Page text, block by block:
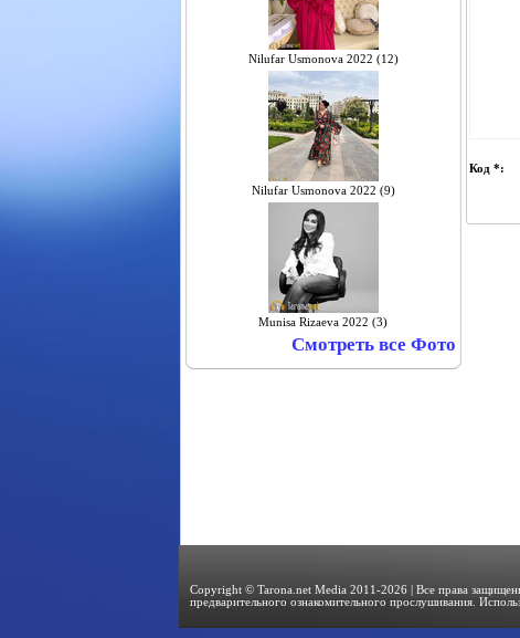
Nilufar Usmonova 2022 (12)
Nilufar Usmonova 2022 (9)
Munisa Rizaeva 2022 (3)
Смотреть все Фото
Код *:
Copyright © Tarona.net Media 2011-2026 | Все права
предварительного ознакомительного прослушивания.